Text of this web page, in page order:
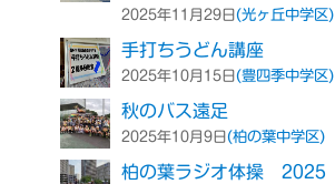
2025年11月29日(光ヶ丘中学区)
手打ちうどん講座
2025年10月15日(豊四季中学区)
秋のバス遠足
2025年10月9日(柏の葉中学区)
柏の葉ラジオ体操 2025